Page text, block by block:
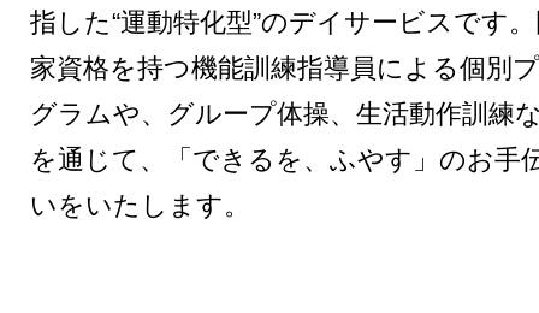
指した“運動特化型”のデイサービスです
家資格を持つ機能訓練指導員による個別
グラムや、グループ体操、生活動作訓練
を通じて、「できるを、ふやす」のお手
いをいたします。